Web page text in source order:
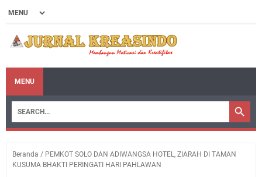
MENU
Beranda / PEMKOT SOLO DAN ADIWANGSA HOTEL, ZIARAH DI TAMAN
KUSUMA BHAKTI PERINGATI HARI PAHLAWAN